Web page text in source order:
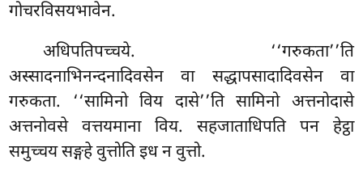
गोचरविसयभावेन.
अधिपतिपच्चये. ‘‘गरुकता’’ति
अस्सादनाभिनन्दनादिवसेन वा सद्धापसादादिवसेन वा
गरुकता. ‘‘सामिनो विय दासे’’ति सामिनो अत्तनोदासे
अत्तनोवसे वत्तयमाना विय. सहजाताधिपति पन हेट्ठा
समुच्चय सङ्गहे वुत्तोति इध न वुत्तो.